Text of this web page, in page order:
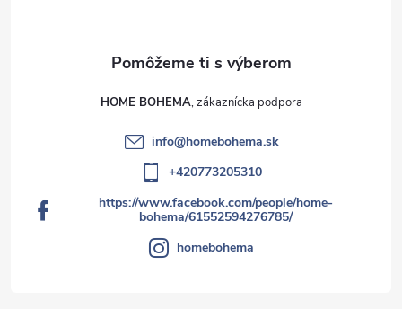
HOME BOHEMA
info@homebohema.sk
+420773205310
https://www.facebook.com/people/home-
bohema/61552594276785/
homebohema